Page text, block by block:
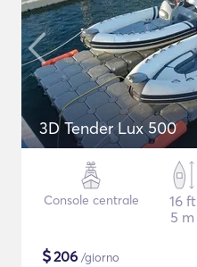
3D Tender Lux 500
Console centrale
16 ft
5 m
$206 /giorno